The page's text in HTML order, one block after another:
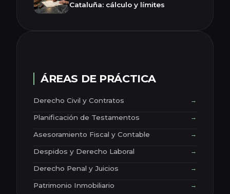
Cataluña: cálculo y límites
ÁREAS DE PRÁCTICA
Derecho Civil y Contratos →
Planificación de Testamentos →
Asesoramiento Fiscal y Contable →
Despidos y Derecho Laboral →
Derecho Penal y Juicios →
Patrimonio Inmobiliario →